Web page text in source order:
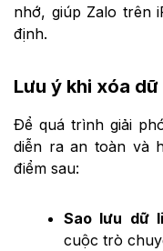
nhớ, giúp Zalo trên
định.
Lưu ý khi xóa
Để quá trình giải
diễn ra an toàn và
điểm sau:
Sao lưu dữ
cuộc trò